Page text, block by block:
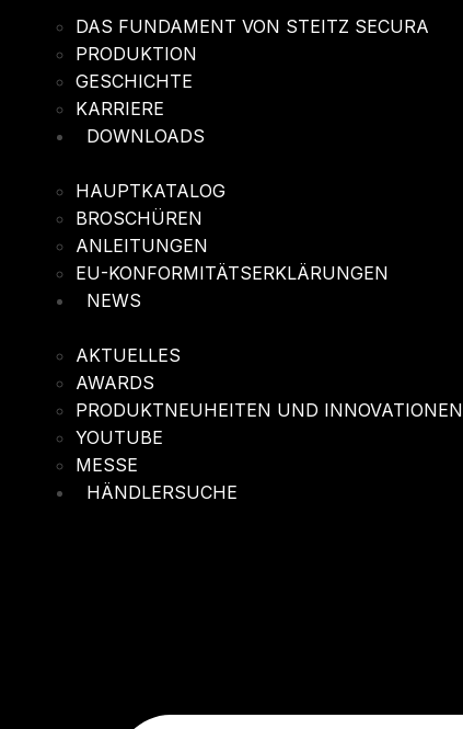
DAS FUNDAMENT VON STEITZ SECURA
PRODUKTION
GESCHICHTE
KARRIERE
DOWNLOADS
HAUPTKATALOG
BROSCHÜREN
ANLEITUNGEN
EU-KONFORMITÄTSERKLÄRUNGEN
NEWS
AKTUELLES
AWARDS
PRODUKTNEUHEITEN UND INNOVATIONEN
YOUTUBE
MESSE
HÄNDLERSUCHE